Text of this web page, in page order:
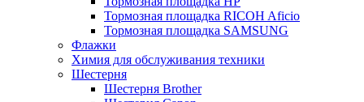
Тормозная площадка RICOH Aficio
Тормозная площадка SAMSUNG
Флажки
Химия для обслуживания техники
Шестерня
Шестерня Brother